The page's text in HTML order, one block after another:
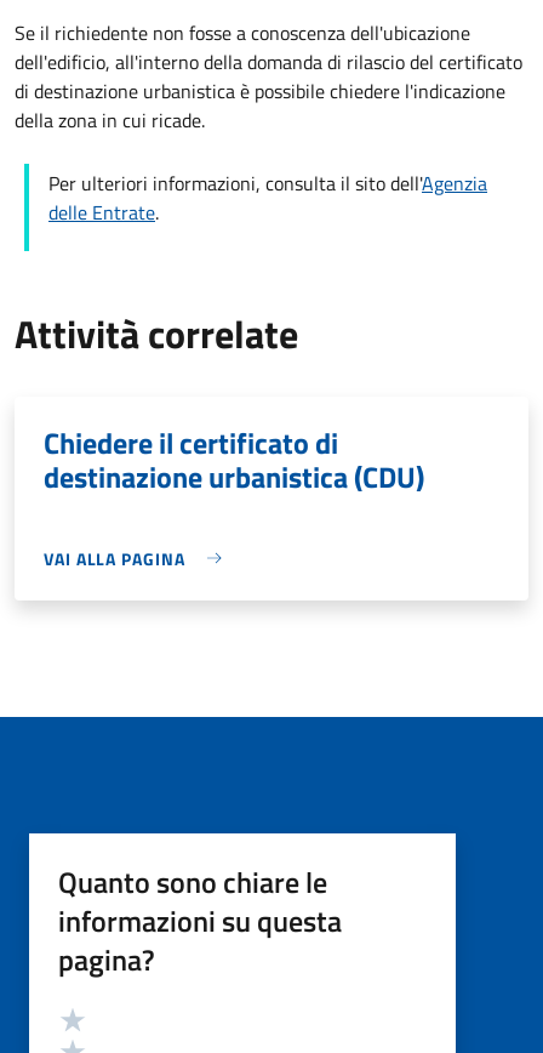
Se il richiedente non fosse a conoscenza dell'ubicazione
dell'edificio, all'interno della domanda di rilascio del certificato
di destinazione urbanistica è possibile chiedere l'indicazione
della zona in cui ricade.
Per ulteriori informazioni, consulta il sito dell'Agenzia
delle Entrate.
Attività correlate
Chiedere il certificato di
destinazione urbanistica (CDU)
VAI ALLA PAGINA
Quanto sono chiare le
informazioni su questa
pagina?
Valutazione